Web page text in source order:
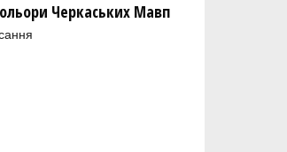
Черкаських Мавп